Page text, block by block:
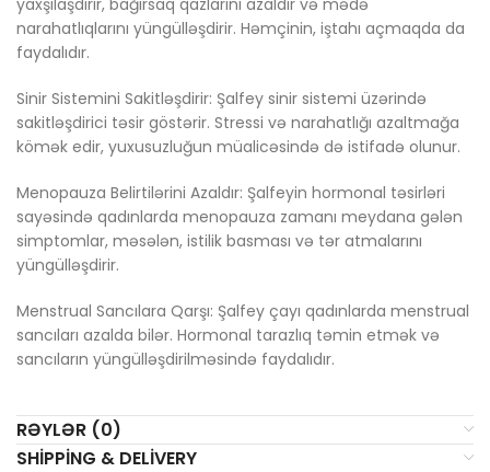
yaxşılaşdırır, bağırsaq qazlarını azaldır və mədə
narahatlıqlarını yüngülləşdirir. Həmçinin, iştahı açmaqda da
faydalıdır.
Sinir Sistemini Sakitləşdirir: Şalfey sinir sistemi üzərində
sakitləşdirici təsir göstərir. Stressi və narahatlığı azaltmağa
kömək edir, yuxusuzluğun müalicəsində də istifadə olunur.
Menopauza Belirtilərini Azaldır: Şalfeyin hormonal təsirləri
sayəsində qadınlarda menopauza zamanı meydana gələn
simptomlar, məsələn, istilik basması və tər atmalarını
yüngülləşdirir.
Menstrual Sancılara Qarşı: Şalfey çayı qadınlarda menstrual
sancıları azalda bilər. Hormonal tarazlıq təmin etmək və
sancıların yüngülləşdirilməsində faydalıdır.
RƏYLƏR (0)
SHIPPING & DELIVERY